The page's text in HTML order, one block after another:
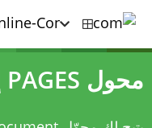
محول PAGES إلى RTF